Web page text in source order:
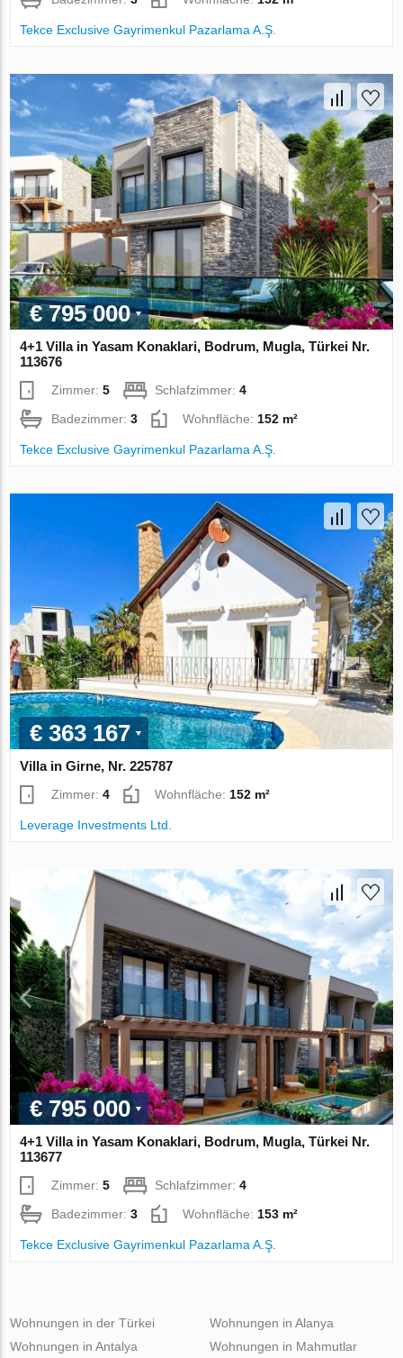
Tekce Exclusive Gayrimenkul Pazarlama A.Ş.
€ 795 000
4+1 Villa in Yasam Konaklari, Bodrum, Mugla, Türkei Nr.
113676
Zimmer:5 Schlafzimmer:4
Badezimmer:3 Wohnfläche: 152 m²
Tekce Exclusive Gayrimenkul Pazarlama A.Ş.
€ 363 167
Villa in Girne, Nr. 225787
Zimmer:4 Wohnfläche: 152 m²
Leverage Investments Ltd.
€ 795 000
4+1 Villa in Yasam Konaklari, Bodrum, Mugla, Türkei Nr.
113677
Zimmer:5 Schlafzimmer:4
Badezimmer:3 Wohnfläche: 153 m²
Tekce Exclusive Gayrimenkul Pazarlama A.Ş.
Wohnungen in der Türkei
Wohnungen in Antalya
Wohnungen in Alanya
Wohnungen in Mahmutlar